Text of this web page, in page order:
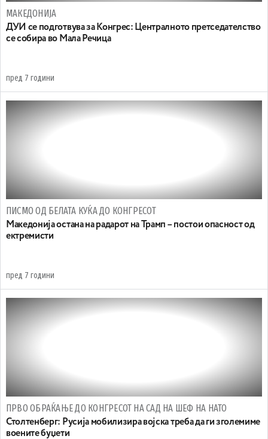
МАКЕДОНИЈА
ДУИ се подготвува за Конгрес: Централното претседателство
се собира во Мала Речица
пред 7 години
ПИСМО ОД БЕЛАТА КУЌА ДО КОНГРЕСОТ
Македонија остана на радарот на Трамп – постои опасност од
ектремисти
пред 7 години
ПРВО ОБРАЌАЊЕ ДО КОНГРЕСОТ НА САД НА ШЕФ НА НАТО
Столтенберг: Русија мобилизира војска треба да ги зголемиме
воените буџети